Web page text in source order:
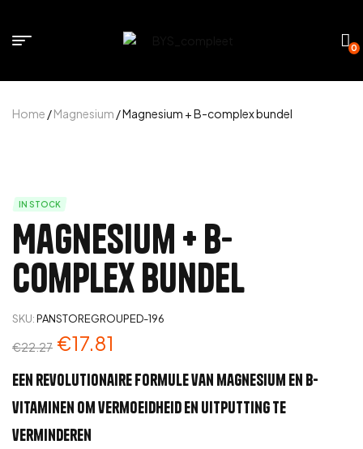
0
Home /Magnesium / Magnesium + B-complex bundel
IN STOCK
Magnesium + B-
complex bundel
SKU:PANSTOREGROUPED-196
€22.27 €17.81
Een revolutionaire formule van magnesium en B-
vitaminen om vermoeidheid en uitputting te
verminderen